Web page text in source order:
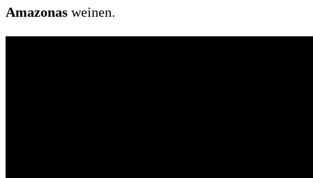
Amazonas weinen.